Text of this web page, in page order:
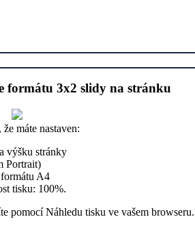
formátu 3x2 slidy na stránku
že máte nastaven:
výšku stránky
Portrait)
A4
tisku: 100%.
pomocí Náhledu tisku ve vašem browseru.